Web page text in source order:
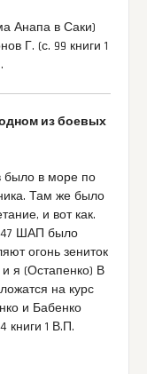
Анапа в Саки)
Г. (с. 99 книги 1
из боевых
было в море по
Там же было
и вот как.
47 ШАП было
огонь зениток
я (Остапенко) В
на курс
и Бабенко
книги 1 В.П.